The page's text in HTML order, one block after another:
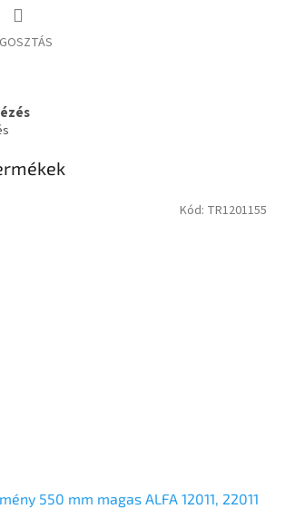
550 mm magas ALFA 12011, 22011
Kód: TR1201155